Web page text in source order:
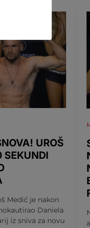
UROŠ
SEKUNDI
Medić je nakon
Daniela
iz sniva za novu